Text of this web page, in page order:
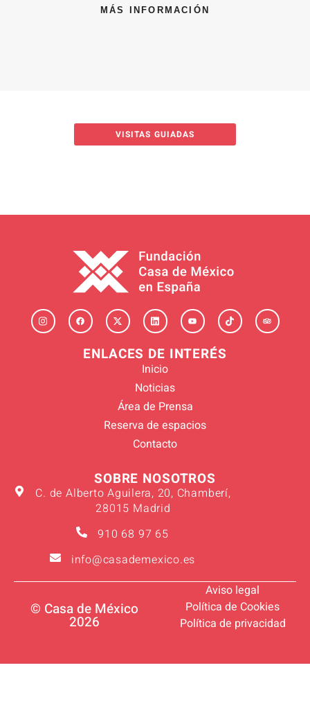
MÁS INFORMACIÓN
VISITAS GUIADAS
ENLACES DE INTERÉS
Inicio
Noticias
Área de Prensa
Reserva de espacios
Contacto
SOBRE NOSOTROS
C. de Alberto Aguilera, 20, Chamberí,
28015 Madrid
910 68 97 65
info@casademexico.es
© Casa de México
2026
Aviso legal
Política de Cookies
Política de privacidad